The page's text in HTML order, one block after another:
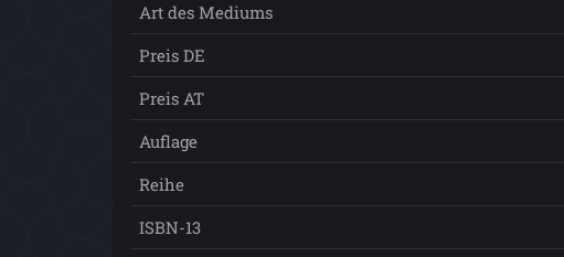
Art des Mediums
Preis DE
Preis AT
Auflage
Reihe
ISBN-13